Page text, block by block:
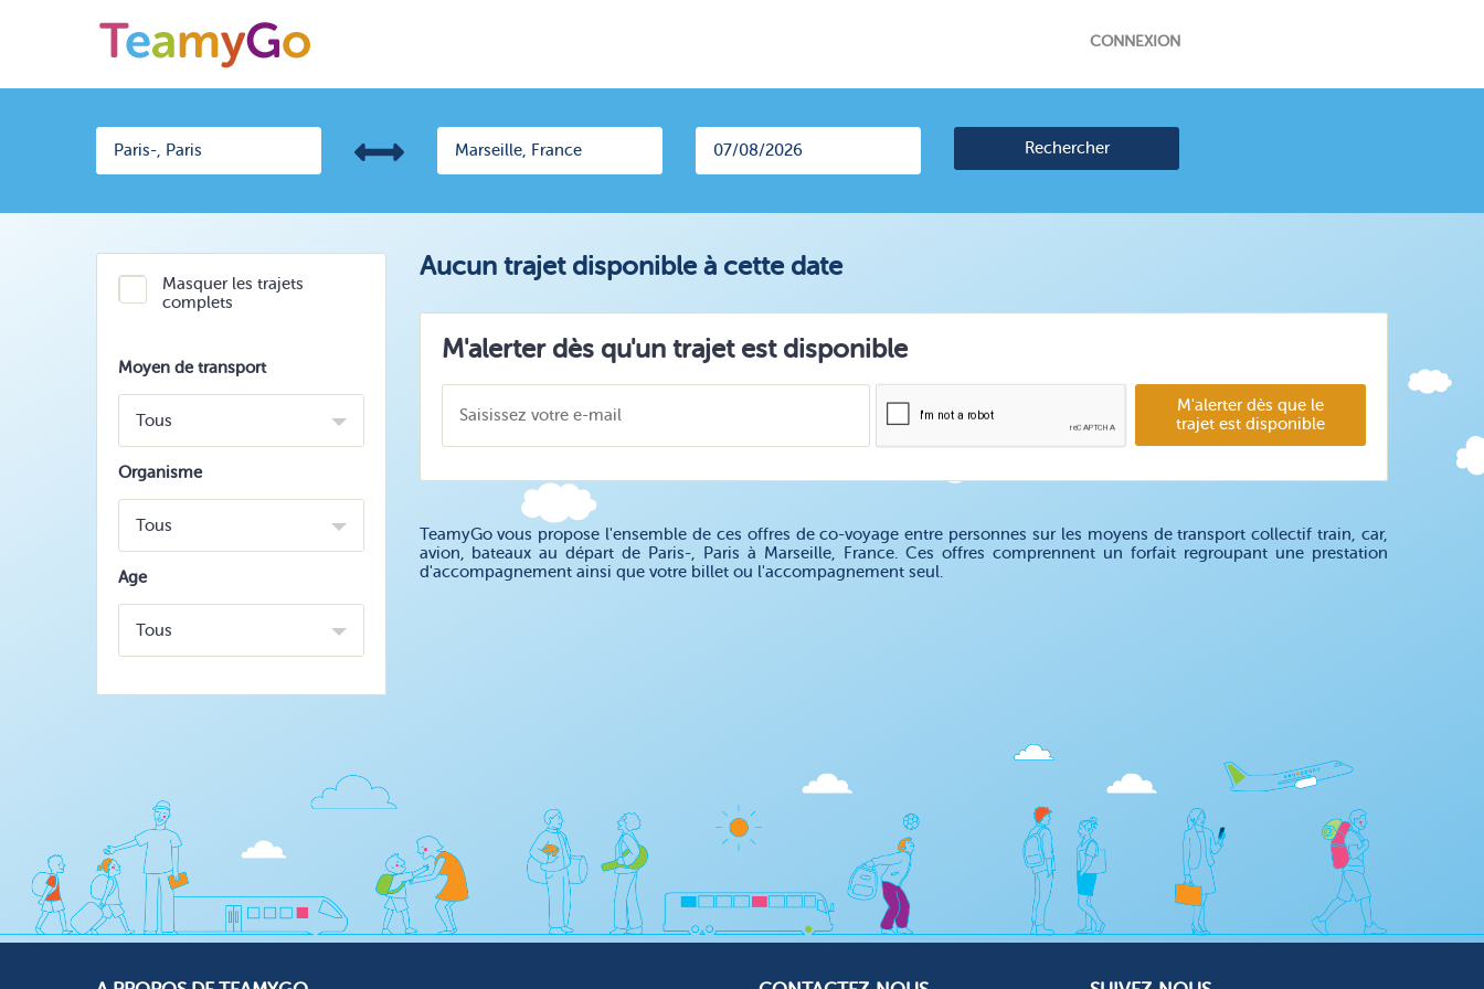
CONNEXION
Rechercher
Masquer les trajets
complets
Moyen de transport
Tous
Organisme
Tous
Age
Tous
Aucun trajet disponible à cette date
M'alerter dès qu'un trajet est disponible
M'alerter dès que le
trajet est disponible
TeamyGo vous propose l'ensemble de ces offres de co-voyage entre personnes sur les moyens de transport collectif train, car,
avion, bateaux au départ de Paris-, Paris à Marseille, France. Ces offres comprennent un forfait regroupant une prestation
d'accompagnement ainsi que votre billet ou l'accompagnement seul.